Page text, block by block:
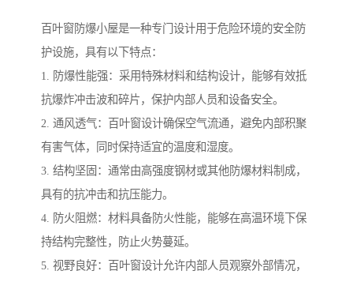
百叶窗防爆小屋是一种专门设计用于危险环境的安全防
护设施，具有以下特点：
1. 防爆性能强：采用特殊材料和结构设计，能够有效抵
抗爆炸冲击波和碎片，保护内部人员和设备安全。
2. 通风透气：百叶窗设计确保空气流通，避免内部积聚
有害气体，同时保持适宜的温度和湿度。
3. 结构坚固：通常由高强度钢材或其他防爆材料制成，
具有的抗冲击和抗压能力。
4. 防火阻燃：材料具备防火性能，能够在高温环境下保
持结构完整性，防止火势蔓延。
5. 视野良好：百叶窗设计允许内部人员观察外部情况，